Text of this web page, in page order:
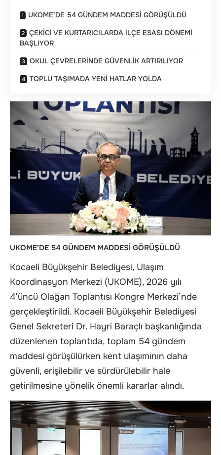
UKOME’DE 54 GÜNDEM MADDESİ GÖRÜŞÜLDÜ
ÇEKİCİ VE KURTARICILARDA İLÇE ESASI DÖNEMİ
BAŞLIYOR
OKUL ÇEVRELERİNDE GÜVENLİK ARTIRILIYOR
TOPLU TAŞIMADA YENİ HATLAR YOLDA
UKOME’DE 54 GÜNDEM MADDESİ GÖRÜŞÜLDÜ
Kocaeli Büyükşehir Belediyesi, Ulaşım
Koordinasyon Merkezi (UKOME), 2026 yılı
4’üncü Olağan Toplantısı Kongre Merkezi’nde
gerçekleştirildi. Kocaeli Büyükşehir Belediyesi
Genel Sekreteri Dr. Hayri Baraçlı başkanlığında
düzenlenen toplantıda, toplam 54 gündem
maddesi görüşülürken kent ulaşımının daha
güvenli, erişilebilir ve sürdürülebilir hale
getirilmesine yönelik önemli kararlar alındı.